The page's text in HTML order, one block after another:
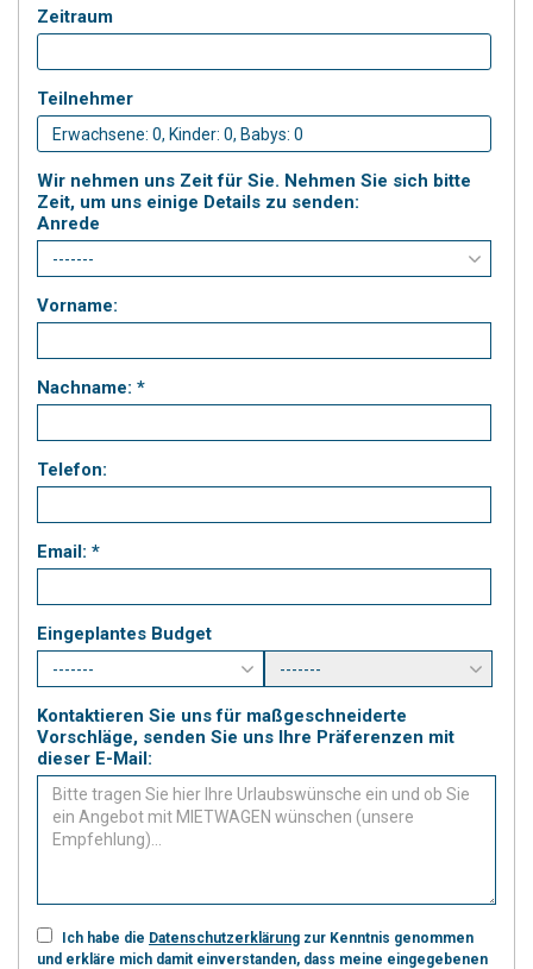
Zeitraum
Teilnehmer
Wir nehmen uns Zeit für Sie. Nehmen Sie sich bitte
Zeit, um uns einige Details zu senden:
Anrede
Vorname:
Nachname: *
Telefon:
Email: *
Eingeplantes Budget
Kontaktieren Sie uns für maßgeschneiderte
Vorschläge, senden Sie uns Ihre Präferenzen mit
dieser E-Mail:
Ich habe die Datenschutzerklärung zur Kenntnis genommen
und erkläre mich damit einverstanden, dass meine eingegebenen